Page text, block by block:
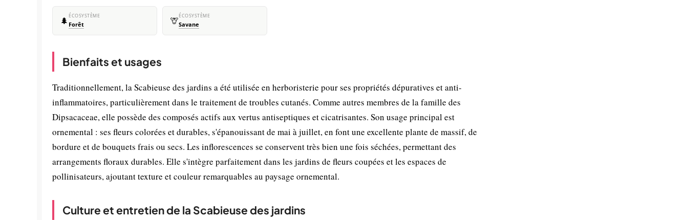
🌲 ÉCOSYSTÈME
Forêt 🦒ÉCOSYSTÈME
Savane
Bienfaits et usages
Traditionnellement, la Scabieuse des jardins a été utilisée en herboristerie pour ses propriétés dépuratives et anti-
inflammatoires, particulièrement dans le traitement de troubles cutanés. Comme autres membres de la famille des
Dipsacaceae, elle possède des composés actifs aux vertus antiseptiques et cicatrisantes. Son usage principal est
ornemental : ses fleurs colorées et durables, s'épanouissant de mai à juillet, en font une excellente plante de massif, de
bordure et de bouquets frais ou secs. Les inflorescences se conservent très bien une fois séchées, permettant des
arrangements floraux durables. Elle s'intègre parfaitement dans les jardins de fleurs coupées et les espaces de
pollinisateurs, ajoutant texture et couleur remarquables au paysage ornemental.
Culture et entretien de la Scabieuse des jardins